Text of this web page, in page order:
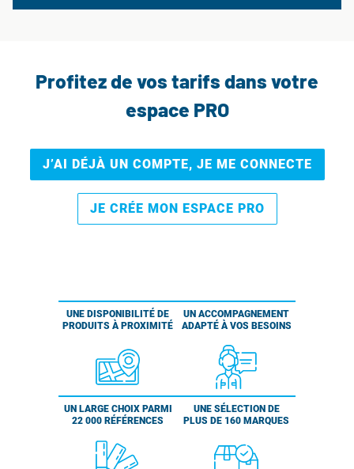
Profitez de vos tarifs dans votre
espace PRO
J’AI DÉJÀ UN COMPTE, JE ME CONNECTE
JE CRÉE MON ESPACE PRO
UNE DISPONIBILITÉ DE
PRODUITS À PROXIMITÉ
UN ACCOMPAGNEMENT
ADAPTÉ À VOS BESOINS
UN LARGE CHOIX PARMI
22 000 RÉFÉRENCES
UNE SÉLECTION DE
PLUS DE 160 MARQUES